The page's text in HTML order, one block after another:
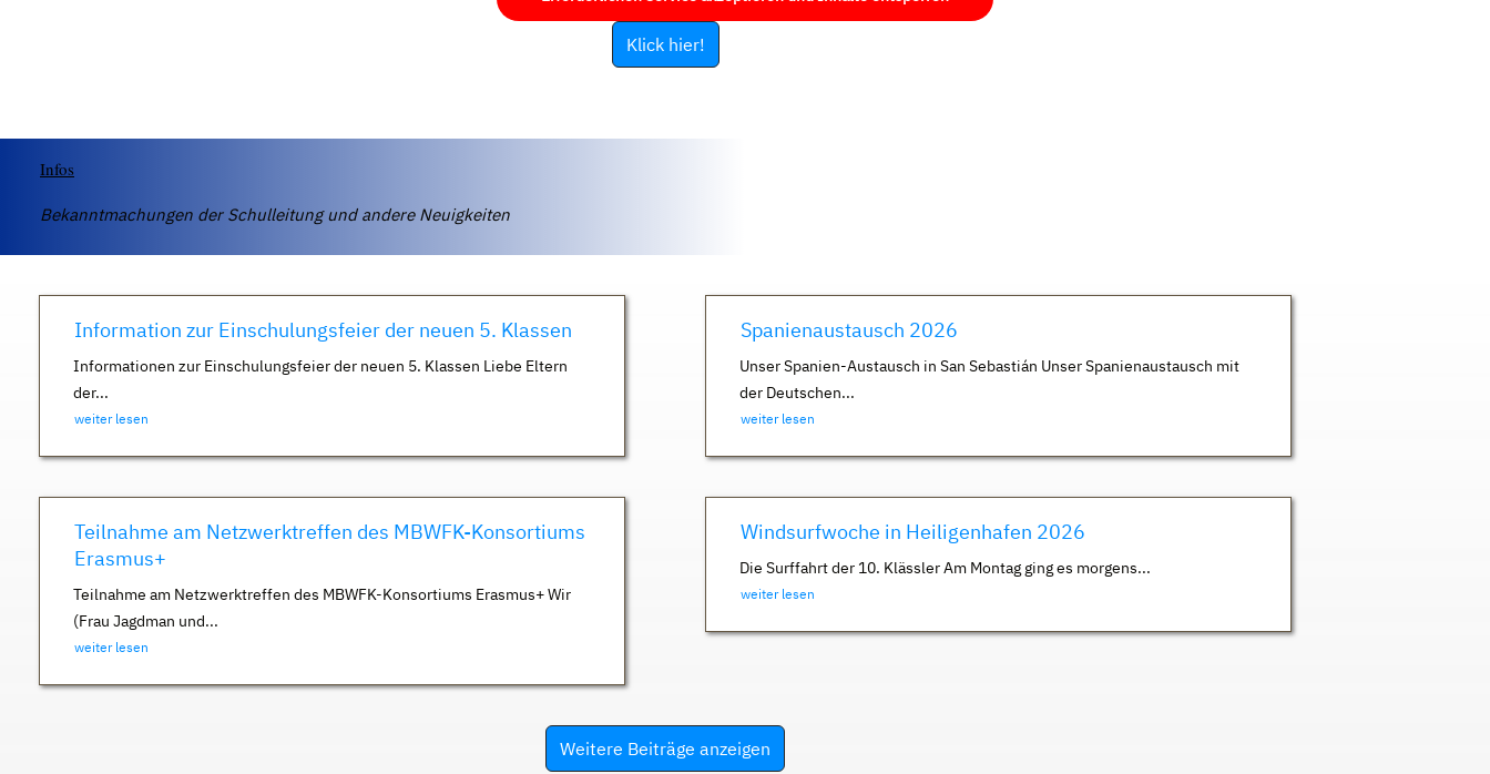
Klick hier!
Infos
Bekanntmachungen der Schulleitung und andere Neuigkeiten
Information zur Einschulungsfeier der neuen 5. Klassen
Informationen zur Einschulungsfeier der neuen 5. Klassen Liebe Eltern
der...
weiter lesen
Spanienaustausch 2026
Unser Spanien-Austausch in San Sebastián Unser Spanienaustausch mit
der Deutschen...
weiter lesen
Teilnahme am Netzwerktreffen des MBWFK-Konsortiums
Erasmus+
Teilnahme am Netzwerktreffen des MBWFK-Konsortiums Erasmus+ Wir
(Frau Jagdman und...
weiter lesen
Windsurfwoche in Heiligenhafen 2026
Die Surffahrt der 10. Klässler Am Montag ging es morgens...
weiter lesen
Weitere Beiträge anzeigen